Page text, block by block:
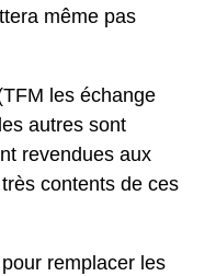
même pas
les échange
autres sont
revendues aux
contents de ces
remplacer les